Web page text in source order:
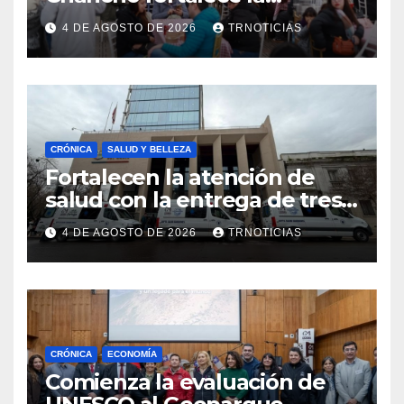
economía local con positivo
impacto en la hotelería y el
emprendimiento
4 DE AGOSTO DE 2026 TRNOTICIAS
CRÓNICA SALUD Y BELLEZA
Fortalecen la atención de
salud con la entrega de tres
nuevas ambulancias para
Cauquenes y Sagrada Familia
4 DE AGOSTO DE 2026 TRNOTICIAS
CRÓNICA ECONOMÍA
Comienza la evaluación de